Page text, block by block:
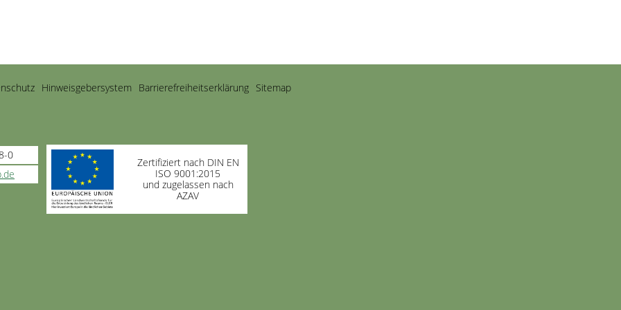
Hinweisgebersystem Barrierefreiheitserklärung Sitemap
0
Zertifiziert nach DIN EN
ISO 9001:2015
und zugelassen nach
AZAV